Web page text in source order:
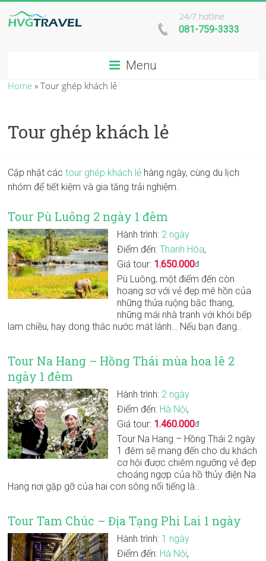
24/7 hotline
081-759-3333
Menu
Home »Tour ghép khách lẻ
Tour ghép khách lẻ
Cập nhật cáctour ghép khách lẻ hàng ngày, cùng du lịch
nhóm để tiết kiệm và gia tăng trải nghiệm.
Tour Pù Luông 2 ngày 1 đêm
Hành trình: 2 ngày
Điểm đến: Thanh Hóa,
Giá tour: 1.650.000đ
Pù Luông, một điểm đến còn
hoang sơ với vẻ đẹp mê hồn của
những thửa ruộng bậc thang,
những mái nhà tranh với khói bếp
lam chiều, hay dong thác nước mát lành… Nếu bạn đang..
Tour Na Hang – Hồng Thái mùa hoa lê 2
ngày 1 đêm
Hành trình: 2 ngày
Điểm đến: Hà Nội,
Giá tour: 1.460.000đ
Tour Na Hang – Hồng Thái 2 ngày
1 đêm sẽ mang đến cho du khách
cơ hội được chiêm ngưỡng vẻ đẹp
choáng ngợp của hồ thủy điện Na
Hang nơi gặp gỡ của hai con sông nổi tiếng là..
Tour Tam Chúc – Địa Tạng Phi Lai 1 ngày
Hành trình: 1 ngày
Điểm đến: Hà Nội,